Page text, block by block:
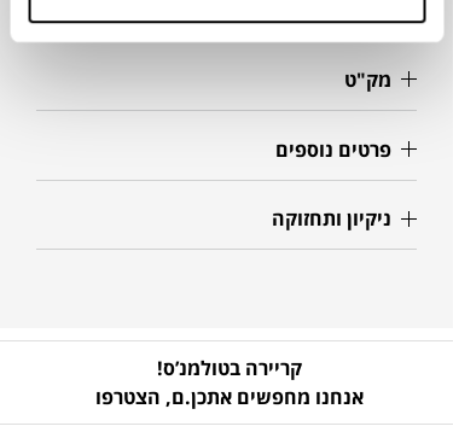
מק"ט
פרטים נוספים
ניקיון ותחזוקה
קריירה בטולמנ’ס!
אנחנו מחפשים אתכן.ם, הצטרפו